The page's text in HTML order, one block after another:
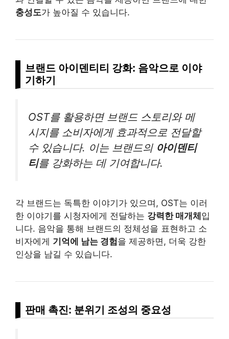
충성도가 높아질 수 있습니다.
브랜드 아이덴티티 강화: 음악으로 이야
기하기
OST를 활용하면 브랜드 스토리와 메
시지를 소비자에게 효과적으로 전달할
수 있습니다. 이는 브랜드의 아이덴티
티를 강화하는 데 기여합니다.
각 브랜드는 독특한 이야기가 있으며, OST는 이러
한 이야기를 시청자에게 전달하는 강력한 매개체입
니다. 음악을 통해 브랜드의 정체성을 표현하고 소
비자에게 기억에 남는 경험을 제공하면, 더욱 강한
인상을 남길 수 있습니다.
판매 촉진: 분위기 조성의 중요성